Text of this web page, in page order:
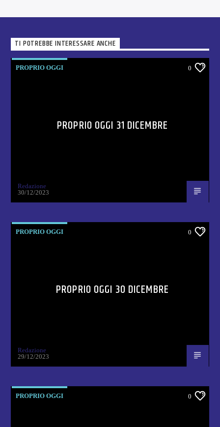
TI POTREBBE INTERESSARE ANCHE
PROPRIO OGGI 0
PROPRIO OGGI 31 DICEMBRE
Redazione
30/12/2023
PROPRIO OGGI 0
PROPRIO OGGI 30 DICEMBRE
Redazione
29/12/2023
PROPRIO OGGI 0